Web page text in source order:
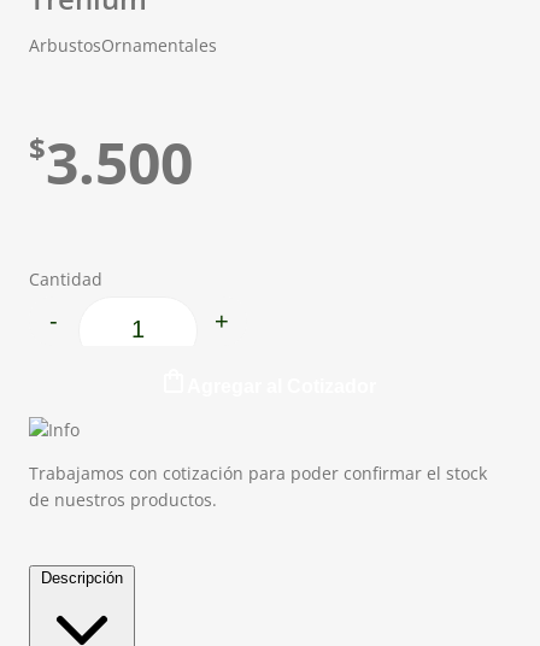
ArbustosOrnamentales
$3.500
Cantidad
Trenium cantidad
- +
Trabajamos con cotización para poder confirmar el stock
de nuestros productos.
Descripción